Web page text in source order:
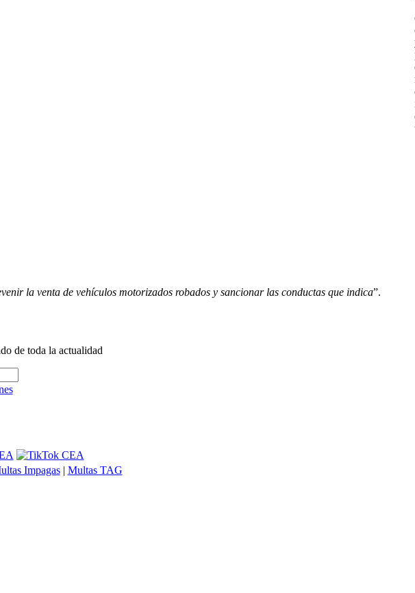
la venta de vehículos motorizados robados y sancionar las conductas que indica”.
de toda la actualidad
Impagas| Multas TAG